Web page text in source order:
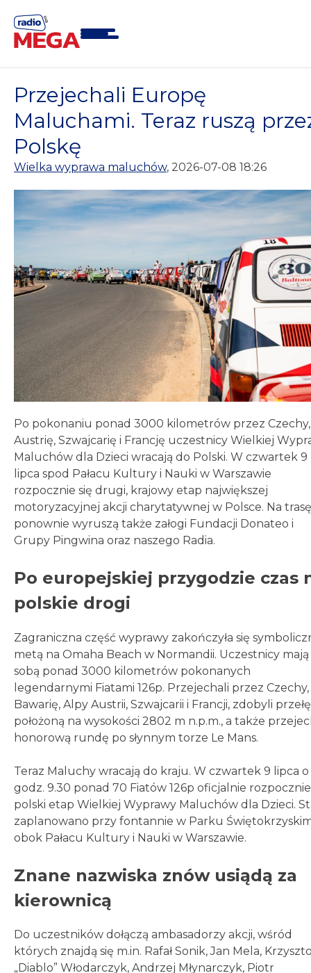
content
Przejechali Europę
Maluchami. Teraz ruszą
Polskę
Wielka wyprawa maluchów, 2026-07-08 18:26
Po pokonaniu ponad 3000 kilometrów przez Czechy,
Austrię, Szwajcarię i Francję uczestnicy Wielkiej
Maluchów dla Dzieci wracają do Polski. W czwartek 9
lipca spod Pałacu Kultury i Nauki w Warszawie
rozpocznie się drugi, krajowy etap największej
motoryzacyjnej akcji charytatywnej w Polsce. Na trasę
ponownie wyruszą także załogi Fundacji Donateo i
Grupy Pingwina oraz naszego Radia.
Po europejskiej przygodzie czas
polskie drogi
Zagraniczna część wyprawy zakończyła się
metą na Omaha Beach w Normandii. Uczestnicy mają
sobą ponad 3000 kilometrów pokonanych
legendarnymi Fiatami 126p. Przejechali przez Czechy,
Bawarię, Alpy Austrii, Szwajcarii i Francji, zdobyli
położoną na wysokości 2802 m n.p.m., a także
honorową rundę po słynnym torze Le Mans.
Teraz Maluchy wracają do kraju. W czwartek 9 lipca o
godz. 9.30 ponad 70 Fiatów 126p oficjalnie rozpocznie
polski etap Wielkiej Wyprawy Maluchów dla Dzieci.
zaplanowano przy fontannie w Parku
obok Pałacu Kultury i Nauki w Warszawie.
Znane nazwiska znów usiądą za
kierownicą
Do uczestników dołączą ambasadorzy akcji, wśród
których znajdą się m.in. Rafał Sonik, Jan Mela,
„Diablo” Włodarczyk, Andrzej Młynarczyk, Piotr